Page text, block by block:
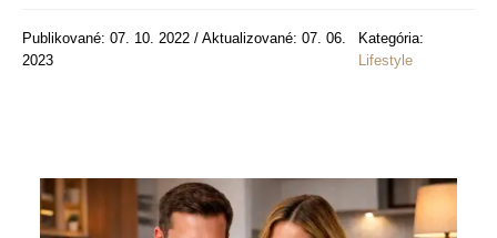
Publikované: 07. 10. 2022 / Aktualizované: 07. 06.
2023
Kategória:
Lifestyle